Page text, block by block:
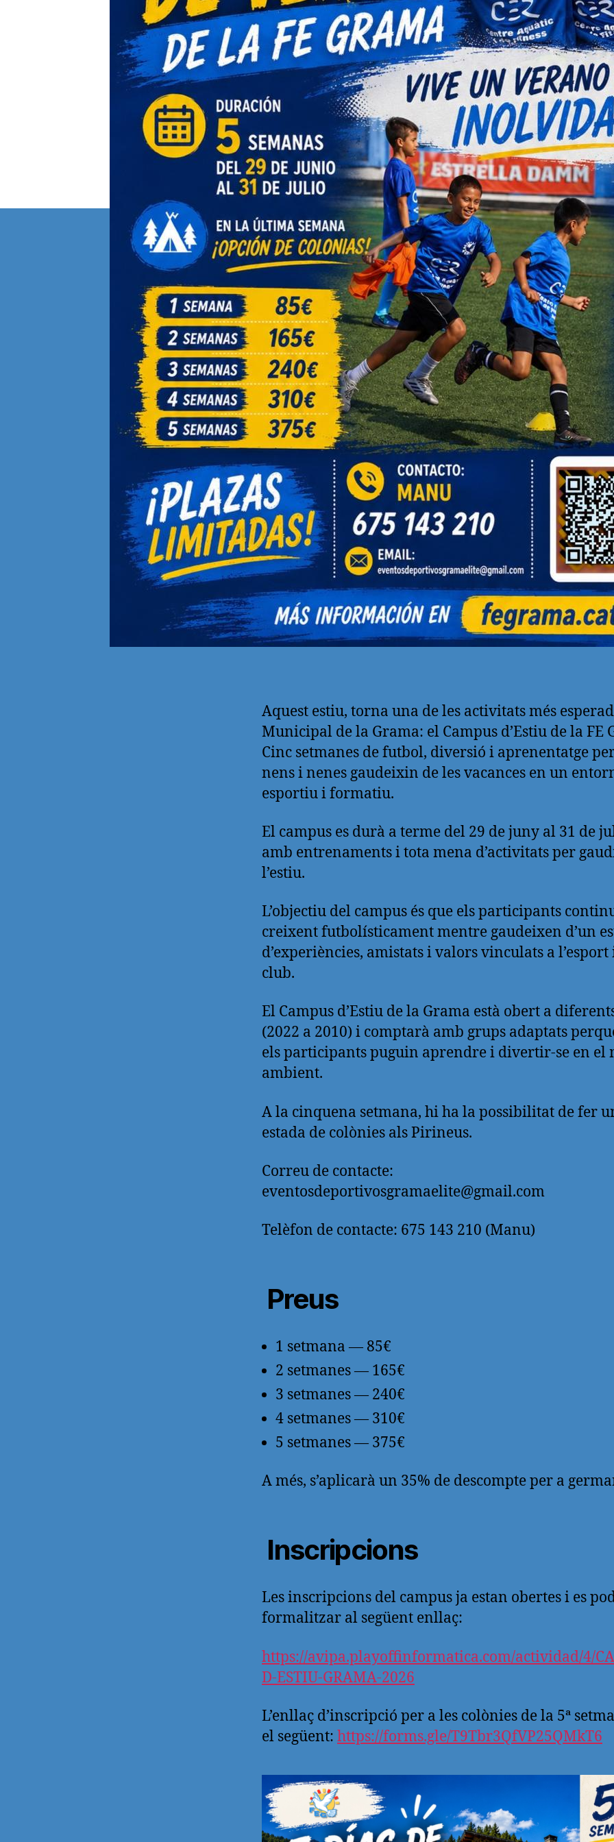
Aquest estiu, torna una de les activitats més
Municipal de la Grama: el Campus d’Estiu de la FE
Cinc setmanes de futbol, diversió i aprenentatge
nens i nenes gaudeixin de les vacances en un
esportiu i formatiu.
El campus es durà a terme del 29 de juny al 31 de
amb entrenaments i tota mena d’activitats per
l’estiu.
L’objectiu del campus és que els participants
creixent futbolísticament mentre gaudeixen d’un
d’experiències, amistats i valors vinculats a l’esport
club.
El Campus d’Estiu de la Grama està obert a
(2022 a 2010) i comptarà amb grups adaptats
els participants puguin aprendre i divertir-se en
ambient.
A la cinquena setmana, hi ha la possibilitat de fer
estada de colònies als Pirineus.
Correu de contacte:
eventosdeportivosgramaelite@gmail.com
Telèfon de contacte: 675 143 210 (Manu)
Preus
1 setmana — 85€
2 setmanes — 165€
3 setmanes — 240€
4 setmanes — 310€
5 setmanes — 375€
A més, s’aplicarà un 35% de descompte per a
Inscripcions
Les inscripcions del campus ja estan obertes i es
formalitzar al següent enllaç:
https://avipa.playoffinformatica.com/actividad/4/
D-ESTIU-GRAMA-2026
L’enllaç d’inscripció per a les colònies de la 5ª
el següent: https://forms.gle/T9Tbr3QfVP25QMkT6